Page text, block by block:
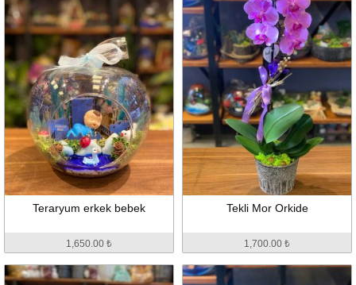
Teraryum erkek bebek
1,650.00 ₺
Tekli Mor Orkide
1,700.00 ₺